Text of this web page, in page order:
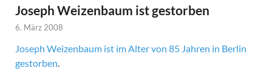
Joseph Weizenbaum ist gestorben
6. März 2008
Joseph Weizenbaum ist im Alter von 85 Jahren in Berlin
gestorben.